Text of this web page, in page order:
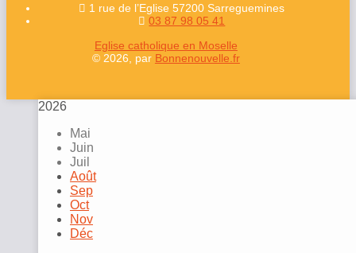
1 rue de l’Eglise 57200 Sarreguemines
03 87 98 05 41
Eglise catholique en Moselle
© 2026, par Bonnenouvelle.fr
2026
Mai
Juin
Juil
Août
Sep
Oct
Nov
Déc